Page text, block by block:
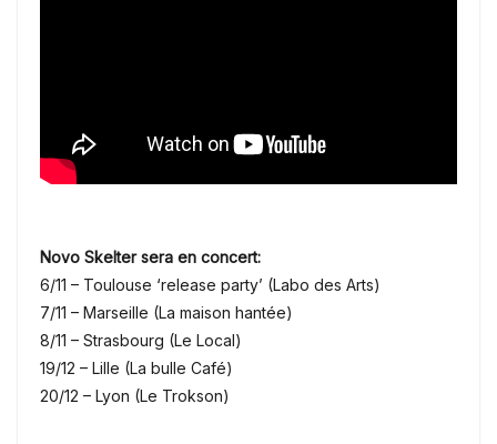
Novo Skelter sera en concert:
6/11 – Toulouse ‘release party’ (Labo des Arts)
7/11 – Marseille (La maison hantée)
8/11 – Strasbourg (Le Local)
19/12 – Lille (La bulle Café)
20/12 – Lyon (Le Trokson)